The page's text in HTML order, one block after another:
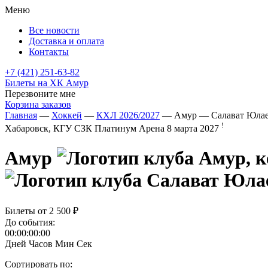
Меню
Все новости
Доставка и оплата
Контакты
+7 (421) 251-63-82
Билеты на ХК Амур
Перезвоните мне
Корзина заказов
Главная — Хоккей — КХЛ 2026/2027 — Амур — Салават
Хабаровск, КГУ СЗК Платинум Арена 8 марта 2027 !
Амур
Билеты от 2 500 ₽
До события:
00:00:00:00
Дней Часов Мин Сек
Сортировать по: